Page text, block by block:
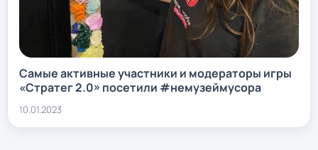
Самые активные участники и модераторы игры
«Стратег 2.0» посетили #немузеймусора
10.01.2023